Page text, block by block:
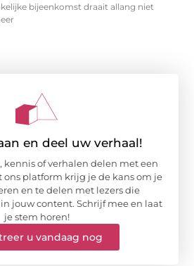
bijeenkomst draait allang niet
en deel uw verhaal!
kennis of verhalen delen met een
platform krijg je de kans om je
en te delen met lezers die
jouw content. Schrijf mee en laat
je stem horen!
u vandaag nog